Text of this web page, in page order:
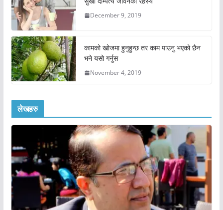
December 9, 2019
कामको खोजमा हुनुहुन्छ तर काम पाउनु भएको छैन
भने यसो गर्नुस
November 4, 2019
लेखहरु